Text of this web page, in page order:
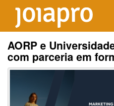
AORP e
com parceria em